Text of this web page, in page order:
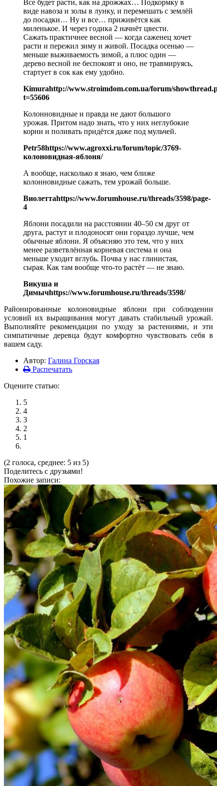
Все будет расти, как на дрожжах… Подкормку в
виде навоза и золы в лунку, и перемешать с землёй
до посадки… Ну и все… приживётся как
миленькое. И через годика 2 начнёт цвести.
Сажать практичнее весной — когда саженец хочет
расти и пережил зиму и живой. Посадка осенью —
меньше выживаемость зимой, а плюс один —
дерево весной не беспокоят и оно, не травмируясь,
стартует в сок как ему удобно.
Kimurahttp://www.stroimdom.com.ua/forum/
t=55606
Колонновидные и правда не дают большого
урожая. Притом надо знать, что у них неглубокие
корни и поливать придётся даже под мульчей.
Petr58https://www.agroxxi.ru/forum/topic/3769-
колоновидная-яблоня/
А вообще, насколько я знаю, чем ближе
колонновидные сажать, тем урожай больше.
Виолеттаhttps://www.forumhouse.ru/threads/3598/page-
4
Яблони посадили на расстоянии 40–50 см друг от
друга, растут и плодоносят они гораздо лучше, чем
обычные яблони. Я объясняю это тем, что у них
менее разветвлённая корневая система и она
меньше уходит вглубь. Почва у нас глинистая,
сырая. Как там вообще что-то растёт — не знаю.
Викуша и
Димычhttps://www.forumhouse.ru/threads/3598/
Районированные колоновидные яблони при соблюдении
условий их выращивания могут давать стабильный урожай.
Выполняйте рекомендации по уходу за растениями, и эти
симпатичные деревца будут комфортно чувствовать себя в
вашем саду.
Автор: Галина Горская
Распечатать
Оцените статью:
5
4
3
2
1
(2 голоса, среднее: 5 из 5)
Поделитесь с друзьями!
Похожие записи: